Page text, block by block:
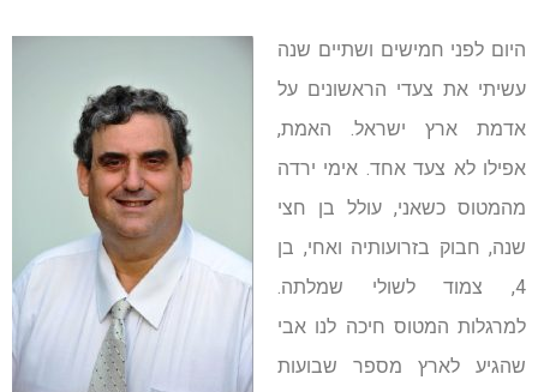
היום לפני חמישים ושתיים שנה
עשיתי את צעדי הראשונים על
אדמת ארץ ישראל. האמת,
אפילו לא צעד אחד. אימי ירדה
מהמטוס כשאני, עולל בן חצי
שנה, חבוק בזרועותיה ואחי, בן
4, צמוד לשולי שמלתה.
למרגלות המטוס חיכה לנו אבי
שהגיע לארץ מספר שבועות